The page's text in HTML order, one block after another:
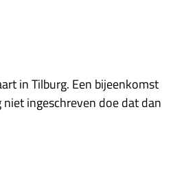
in Tilburg. Een bijeenkomst
ingeschreven doe dat dan